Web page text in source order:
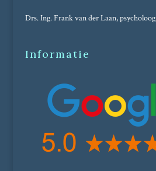
Drs. Ing. Frank van der Laan, psycholoog
Informatie